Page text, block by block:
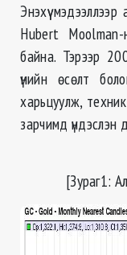
Энэхүү
Hubert Moolman-
байна. Тэрээр
үнийн өсөлт
харьцуулж,
зарчимд үндэслэн
[Зураг1: